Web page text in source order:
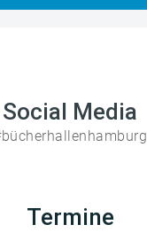
Social Media
Termine